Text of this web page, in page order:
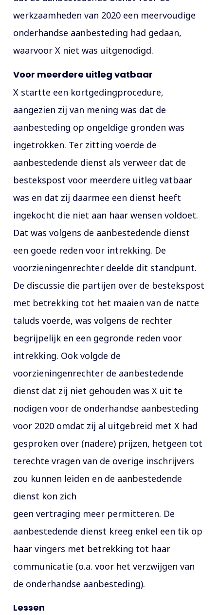
werkzaamheden van 2020 een meervoudige
onderhandse aanbesteding had gedaan,
waarvoor X niet was uitgenodigd.
Voor meerdere uitleg vatbaar
X startte een kortgedingprocedure,
aangezien zij van mening was dat de
aanbesteding op ongeldige gronden was
ingetrokken. Ter zitting voerde de
aanbestedende dienst als verweer dat de
bestekspost voor meerdere uitleg vatbaar
was en dat zij daarmee een dienst heeft
ingekocht die niet aan haar wensen voldoet.
Dat was volgens de aanbestedende dienst
een goede reden voor intrekking. De
voorzieningenrechter deelde dit standpunt.
De discussie die partijen over de bestekspost
met betrekking tot het maaien van de natte
taluds voerde, was volgens de rechter
begrijpelijk en een gegronde reden voor
intrekking. Ook volgde de
voorzieningenrechter de aanbestedende
dienst dat zij niet gehouden was X uit te
nodigen voor de onderhandse aanbesteding
voor 2020 omdat zij al uitgebreid met X had
gesproken over (nadere) prijzen, hetgeen tot
terechte vragen van de overige inschrijvers
zou kunnen leiden en de aanbestedende
dienst kon zich
geen vertraging meer permitteren. De
aanbestedende dienst kreeg enkel een tik op
haar vingers met betrekking tot haar
communicatie (o.a. voor het verzwijgen van
de onderhandse aanbesteding).
Lessen